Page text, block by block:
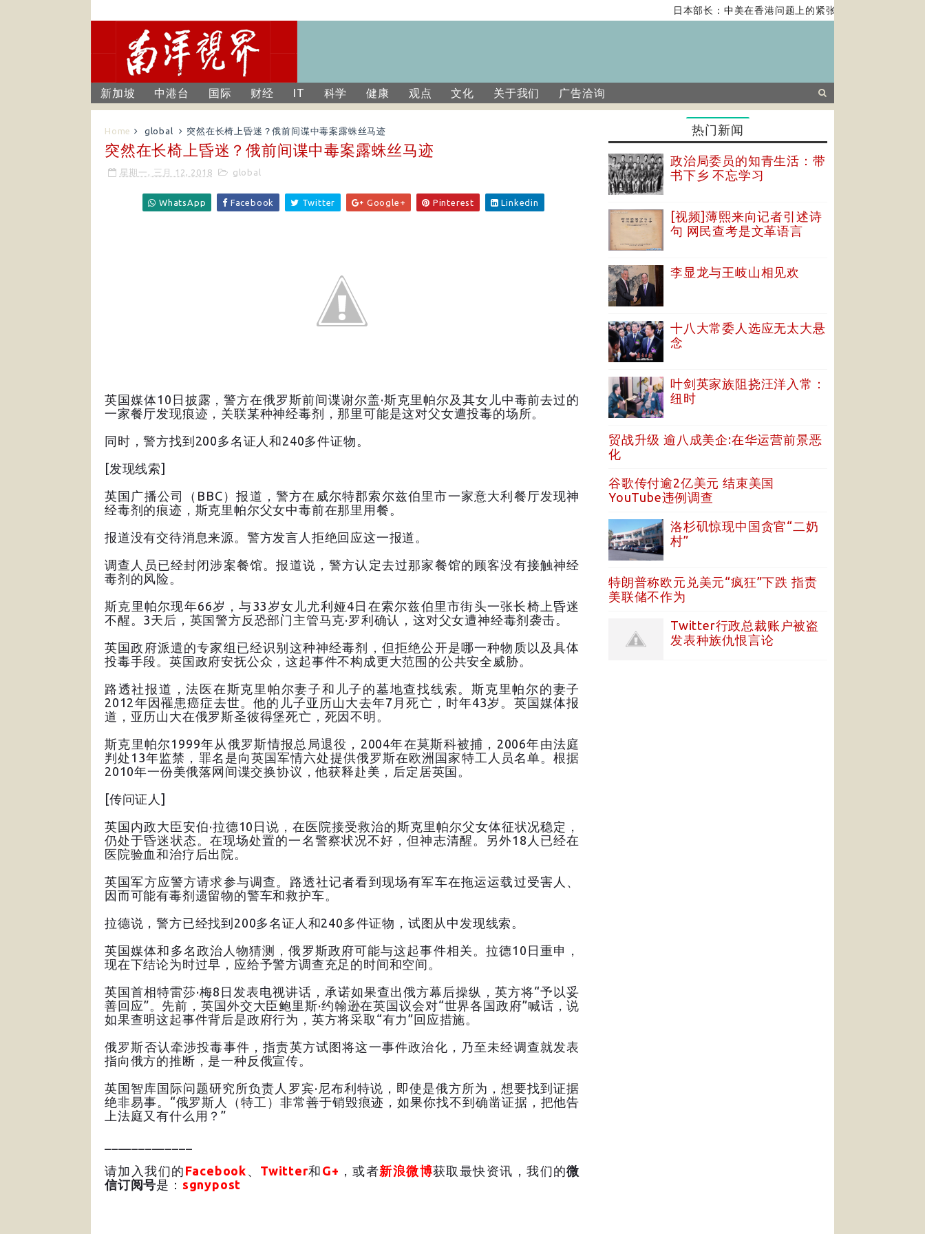
日本部长：中美在香港问题上的紧张关系对全球经济构成风
新加坡 中港台 国际 财经 IT 科学 健康 观点 文化 关于我们 广告洽询
Home global 突然在长椅上昏迷？俄前间谍中毒案露蛛丝马迹
突然在长椅上昏迷？俄前间谍中毒案露蛛丝马迹
星期一, 三月 12, 2018 global
WhatsApp Facebook Twitter Google+ Pinterest Linkedin
英国媒体10日披露，警方在俄罗斯前间谍谢尔盖·斯克里帕尔及其女儿中毒前去过的
一家餐厅发现痕迹，关联某种神经毒剂，那里可能是这对父女遭投毒的场所。
同时，警方找到200多名证人和240多件证物。
[发现线索]
英国广播公司（BBC）报道，警方在威尔特郡索尔兹伯里市一家意大利餐厅发现神
经毒剂的痕迹，斯克里帕尔父女中毒前在那里用餐。
报道没有交待消息来源。警方发言人拒绝回应这一报道。
调查人员已经封闭涉案餐馆。报道说，警方认定去过那家餐馆的顾客没有接触神经
毒剂的风险。
斯克里帕尔现年66岁，与33岁女儿尤利娅4日在索尔兹伯里市街头一张长椅上昏迷
不醒。3天后，英国警方反恐部门主管马克·罗利确认，这对父女遭神经毒剂袭击。
英国政府派遣的专家组已经识别这种神经毒剂，但拒绝公开是哪一种物质以及具体
投毒手段。英国政府安抚公众，这起事件不构成更大范围的公共安全威胁。
路透社报道，法医在斯克里帕尔妻子和儿子的墓地查找线索。斯克里帕尔的妻子
2012年因罹患癌症去世。他的儿子亚历山大去年7月死亡，时年43岁。英国媒体报
道，亚历山大在俄罗斯圣彼得堡死亡，死因不明。
斯克里帕尔1999年从俄罗斯情报总局退役，2004年在莫斯科被捕，2006年由法庭
判处13年监禁，罪名是向英国军情六处提供俄罗斯在欧洲国家特工人员名单。根据
2010年一份美俄落网间谍交换协议，他获释赴美，后定居英国。
[传问证人]
英国内政大臣安伯·拉德10日说，在医院接受救治的斯克里帕尔父女体征状况稳定，
仍处于昏迷状态。在现场处置的一名警察状况不好，但神志清醒。另外18人已经在
医院验血和治疗后出院。
英国军方应警方请求参与调查。路透社记者看到现场有军车在拖运运载过受害人、
因而可能有毒剂遗留物的警车和救护车。
拉德说，警方已经找到200多名证人和240多件证物，试图从中发现线索。
英国媒体和多名政治人物猜测，俄罗斯政府可能与这起事件相关。拉德10日重申，
现在下结论为时过早，应给予警方调查充足的时间和空间。
英国首相特雷莎·梅8日发表电视讲话，承诺如果查出俄方幕后操纵，英方将“予以妥
善回应”。先前，英国外交大臣鲍里斯·约翰逊在英国议会对“世界各国政府”喊话，说
如果查明这起事件背后是政府行为，英方将采取“有力”回应措施。
俄罗斯否认牵涉投毒事件，指责英方试图将这一事件政治化，乃至未经调查就发表
指向俄方的推断，是一种反俄宣传。
英国智库国际问题研究所负责人罗宾·尼布利特说，即使是俄方所为，想要找到证据
绝非易事。“俄罗斯人（特工）非常善于销毁痕迹，如果你找不到确凿证据，把他告
上法庭又有什么用？”
请加入我们的 Facebook 、 Twitter和 G+ ，或者新浪微博获取最快资讯，我们的微
信订阅号是： sgnypost
热门新闻
政治局委员的知青生活：带
书下乡 不忘学习
[视频]薄熙来向记者引述诗
句 网民查考是文革语言
李显龙与王岐山相见欢
十八大常委人选应无太大悬
念
叶剑英家族阻挠汪洋入常：
纽时
贸战升级 逾八成美企:在华运营前景恶
化
谷歌传付逾2亿美元 结束美国
YouTube违例调查
洛杉矶惊现中国贪官“二奶
村”
特朗普称欧元兑美元“疯狂”下跌 指责
美联储不作为
Twitter行政总裁账户被盗
发表种族仇恨言论